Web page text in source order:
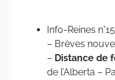
Info-Reines
– Brèves
– Distance de
de l’Alberta –